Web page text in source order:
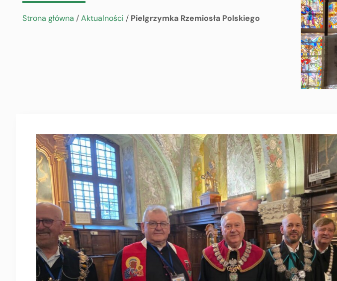
Strona główna /Aktualności / Pielgrzymka Rzemiosła Polskiego